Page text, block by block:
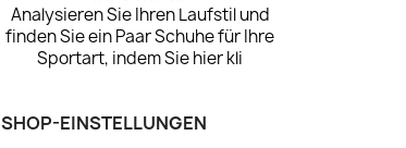
Analysieren Sie Ihren Laufstil und
finden Sie ein Paar Schuhe für Ihre
Sportart, indem Sie hier kli
SHOP-EINSTELLUNGEN